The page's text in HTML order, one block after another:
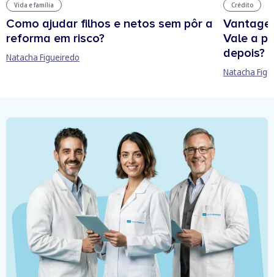
Vida e família
Como ajudar filhos e netos sem pôr a
reforma em risco?
Natacha Figueiredo
Crédito
Vale a
depois?
Natacha